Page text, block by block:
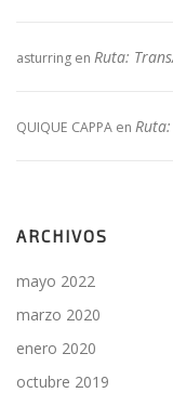
asturring en Ruta:
QUIQUE CAPPA en
ARCHIVOS
mayo 2022
marzo 2020
enero 2020
octubre 2019